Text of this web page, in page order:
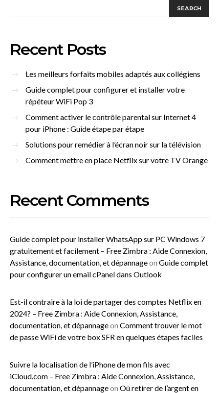
SEARCH
Recent Posts
Les meilleurs forfaits mobiles adaptés aux collégiens
Guide complet pour configurer et installer votre
répéteur WiFi Pop 3
Comment activer le contrôle parental sur Internet 4
pour iPhone : Guide étape par étape
Solutions pour remédier à l’écran noir sur la télévision
Comment mettre en place Netflix sur votre TV Orange
Recent Comments
Guide complet pour installer WhatsApp sur PC Windows 7
gratuitement et facilement – Free Zimbra : Aide Connexion,
Assistance, documentation, et dépannageon Guide complet
pour configurer un email cPanel dans Outlook
Est-il contraire à la loi de partager des comptes Netflix en
2024? – Free Zimbra : Aide Connexion, Assistance,
documentation, et dépannageon Comment trouver le mot
de passe WiFi de votre box SFR en quelques étapes faciles
Suivre la localisation de l’iPhone de mon fils avec
iCloud.com – Free Zimbra : Aide Connexion, Assistance,
documentation, et dépannageon Où retirer de l’argent en